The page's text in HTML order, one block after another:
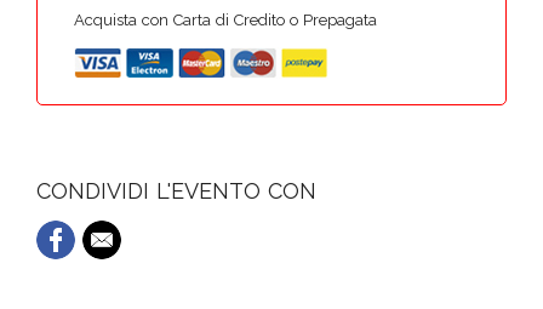
Acquista con Carta di Credito o Prepagata
CONDIVIDI L'EVENTO CON